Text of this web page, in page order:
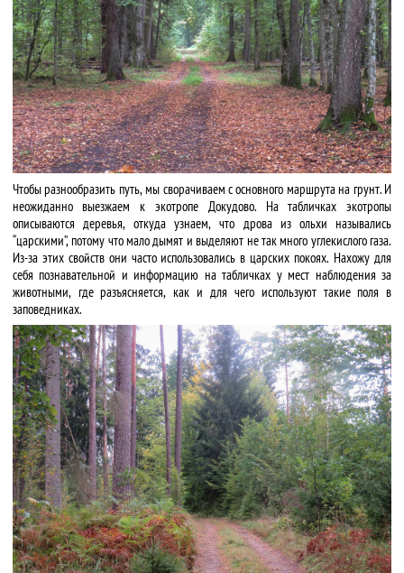
Чтобы разнообразить путь, мы сворачиваем с основного маршрута на грунт. И
неожиданно выезжаем к экотропе Докудово. На табличках экотропы
описываются деревья, откуда узнаем, что дрова из ольхи назывались
“царскими”, потому что мало дымят и выделяют не так много углекислого газа.
Из-за этих свойств они часто использовались в царских покоях. Нахожу для
себя познавательной и информацию на табличках у мест наблюдения за
животными, где разъясняется, как и для чего используют такие поля в
заповедниках.